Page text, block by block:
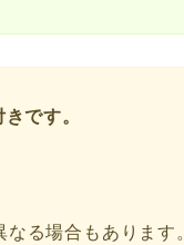
です。
る場合もあります。